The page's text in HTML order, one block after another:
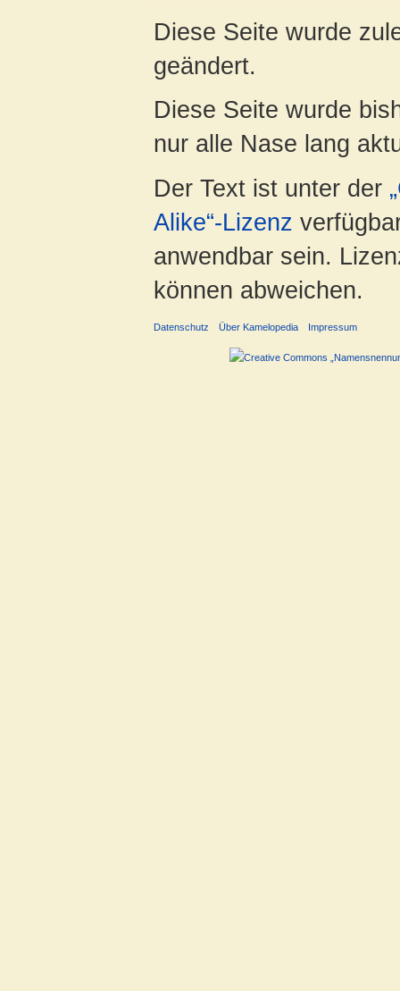
Diese Seite wurde
geändert.
Diese Seite wurde
nur alle Nase lang
Der Text ist unter der
Alike“-Lizenz
anwendbar sein.
können abweichen.
Datenschutz Über Kamelopedia Impressum